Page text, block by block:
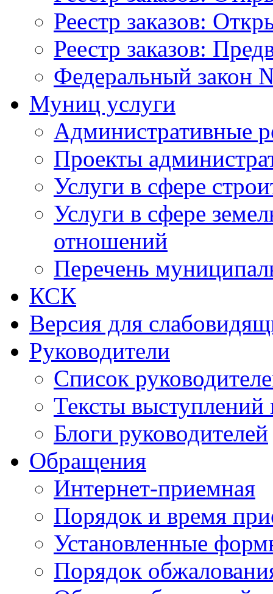
Реестр заказов:
Реестр заказов:
Федеральный закон
Муниц услуги
Административные
Проекты
Услуги в сфере
Услуги в сфере
отношений
Перечень
КСК
Версия для
Руководители
Список
Тексты выступлений
Блоги руководителей
Обращения
Интернет-приемная
Порядок и время
Установленные
Порядок